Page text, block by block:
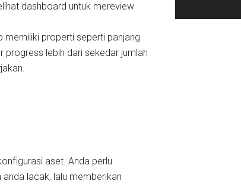
dashboard untuk mereview
properti seperti panjang
progress lebih dari sekedar jumlah
aset. Anda perlu
lacak, lalu memberikan